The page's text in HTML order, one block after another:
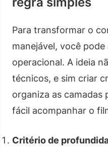
Para transformar o
manejável, você
operacional. A ideia
técnicos, e sim criar
organiza as camadas
fácil acompanhar o
Critério de